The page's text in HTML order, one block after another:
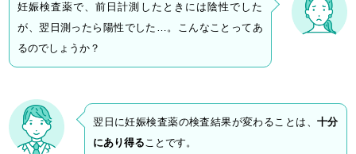
妊娠検査薬で、前日計測したときには陰性でした
が、翌日測ったら陽性でした…。こんなことってあ
るのでしょうか？
翌日に妊娠検査薬の検査結果が変わることは、 十分
にあり得ることです。